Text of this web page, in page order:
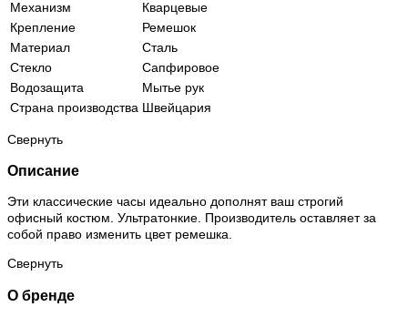
Механизм
Кварцевые
Крепление
Ремешок
Материал
Сталь
Стекло
Сапфировое
Водозащита
Мытье рук
Страна производства Швейцария
Свернуть
Описание
Эти классические часы идеально дополнят ваш строгий
офисный костюм. Ультратонкие. Производитель оставляет за
собой право изменить цвет ремешка.
Свернуть
О бренде